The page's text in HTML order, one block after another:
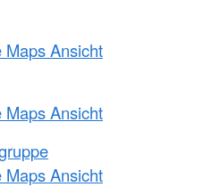
Maps Ansicht
Maps Ansicht
Maps Ansicht